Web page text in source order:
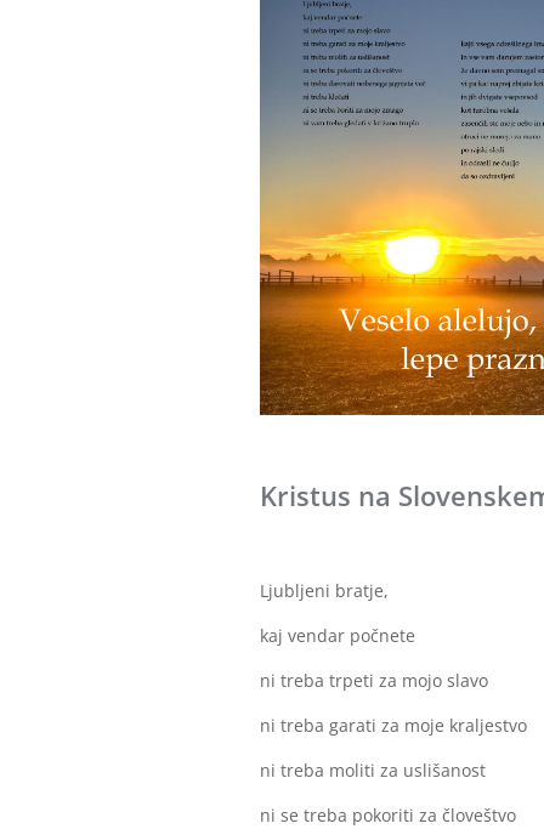
Kristus na
Ljubljeni bratje,
kaj vendar počnete
ni treba trpeti za mojo slavo
ni treba garati za moje kraljestvo
ni treba moliti za uslišanost
ni se treba pokoriti za človeštvo